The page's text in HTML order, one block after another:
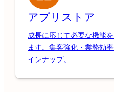
アプリストア
成長に応じて必要な機能
ます。集客強化・業務効
インナップ。